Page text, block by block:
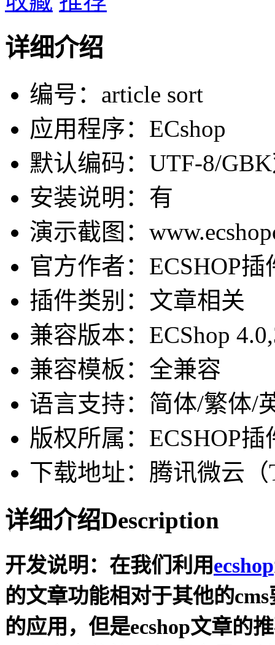
详细介绍
编号：article sort
应用程序：ECshop
默认编码：UTF-8/
安装说明：有
演示截图：
官方作者：ECSHOP插
插件类别：文章相关
兼容版本：ECShop
兼容模板：全兼容
语言支持：简体/繁体/
版权所属：ECSHOP插
下载地址：腾讯微云（
详细介绍Description
开发说明：在我们利用ecshop
的文章功能相对于其他的
的应用，但是ecshop文章的